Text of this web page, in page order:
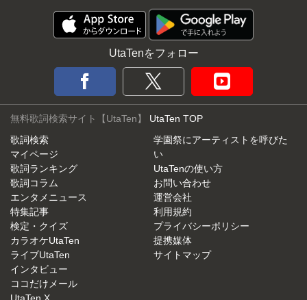
UtaTenをフォロー
無料歌詞検索サイト【UtaTen】 UtaTen TOP
歌詞検索
マイページ
歌詞ランキング
歌詞コラム
エンタメニュース
特集記事
検定・クイズ
カラオケUtaTen
ライブUtaTen
インタビュー
ココだけメール
UtaTen X
学園祭にアーティストを呼びた
い
UtaTenの使い方
お問い合わせ
運営会社
利用規約
プライバシーポリシー
提携媒体
サイトマップ